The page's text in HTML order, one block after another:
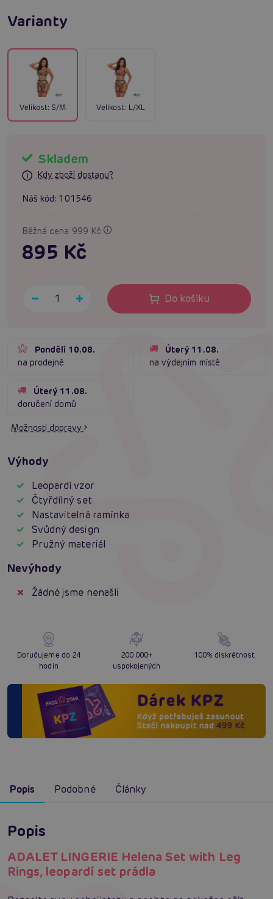
Varianty
Velikost: S/M Velikost: L/XL
Skladem
Kdy zboží dostanu?
Náš kód: 101546
Běžná cena 999 Kč
895 Kč
Do košíku
Pondělí 10.08.
na prodejně
Úterý 11.08.
na výdejním místě
Úterý 11.08.
doručení domů
Možnosti dopravy
Výhody
Leopardí vzor
Čtyřdílný set
Nastavitelná ramínka
Svůdný design
Pružný materiál
Nevýhody
Žádné jsme nenašli
Doručujeme do 24
hodin
200 000+
uspokojených
100% diskrétnost
Popis Podobné Články
Popis
ADALET LINGERIE Helena Set with Leg
Rings, leopardí set prádla